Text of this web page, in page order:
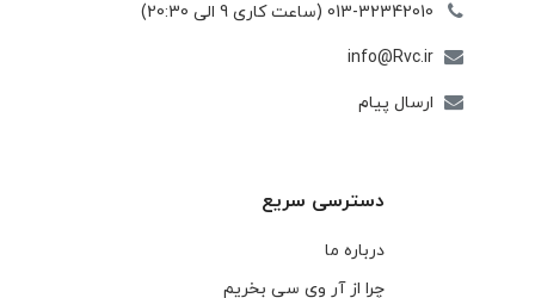
013-32342010 (ساعت کاری 9 الی 20:30)
info@Rvc.ir
ارسال پیام
دسترسی سریع
درباره ما
چرا از آر وی سی بخریم